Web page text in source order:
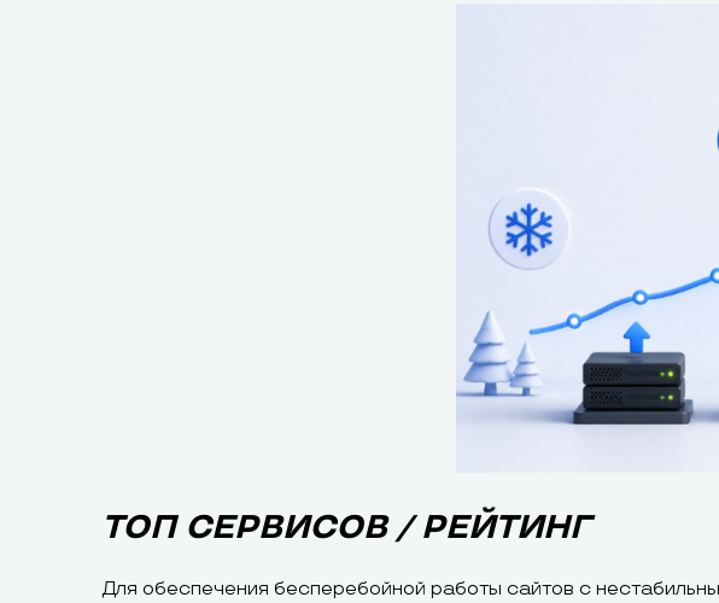
ТОП СЕРВИСОВ / РЕЙТИНГ
Для обеспечения бесперебойной работы сайтов с